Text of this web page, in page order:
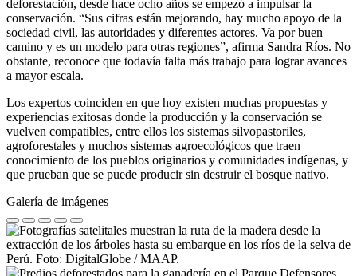
deforestación, desde hace ocho años se empezó a impulsar la
conservación. “Sus cifras están mejorando, hay mucho apoyo de la
sociedad civil, las autoridades y diferentes actores. Va por buen
camino y es un modelo para otras regiones”, afirma Sandra Ríos. No
obstante, reconoce que todavía falta más trabajo para lograr avances
a mayor escala.
Los expertos coinciden en que hoy existen muchas propuestas y
experiencias exitosas donde la producción y la conservación se
vuelven compatibles, entre ellos los sistemas silvopastoriles,
agroforestales y muchos sistemas agroecológicos que traen
conocimiento de los pueblos originarios y comunidades indígenas, y
que prueban que se puede producir sin destruir el bosque nativo.
Galería de imágenes